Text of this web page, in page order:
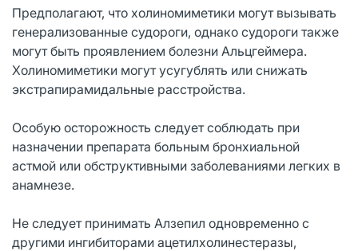
Предполагают, что холиномиметики могут вызывать
генерализованные судороги, однако судороги также
могут быть проявлением болезни Альцгеймера.
Холиномиметики могут усугублять или снижать
экстрапирамидальные расстройства.
Особую осторожность следует соблюдать при
назначении препарата больным бронхиальной
астмой или обструктивными заболеваниями легких в
анамнезе.
Не следует принимать Алзепил одновременно с
другими ингибиторами ацетилхолинестеразы,